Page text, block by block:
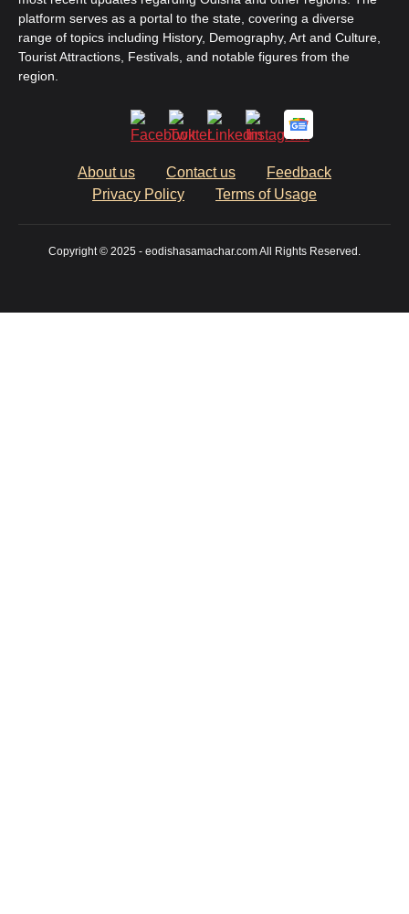
platform serves as a portal to the state, covering a diverse
range of topics including History, Demography, Art and Culture,
Tourist Attractions, Festivals, and notable figures from the
region.
About us Contact us
Feedback
Privacy Policy
Terms of Usage
Copyright © 2025 - eodishasamachar.com All Rights Reserved.